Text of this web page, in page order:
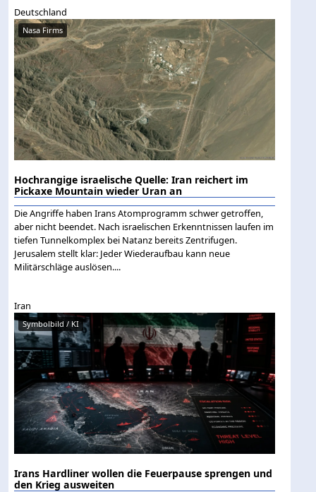
Deutschland
Nasa Firms
Hochrangige israelische Quelle: Iran reichert im
Pickaxe Mountain wieder Uran an
Die Angriffe haben Irans Atomprogramm schwer getroffen,
aber nicht beendet. Nach israelischen Erkenntnissen laufen im
tiefen Tunnelkomplex bei Natanz bereits Zentrifugen.
Jerusalem stellt klar: Jeder Wiederaufbau kann neue
Militärschläge auslösen....
Iran
Symbolbild / KI
Irans Hardliner wollen die Feuerpause sprengen und
den Krieg ausweiten